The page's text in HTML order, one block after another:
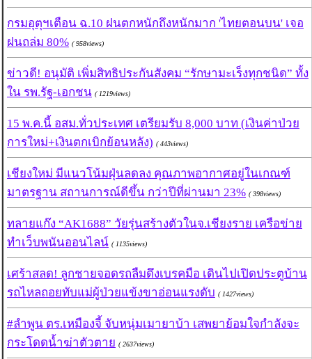
กรมอุตุฯเตือน ฉ.10 ฝนตกหนักถึงหนักมาก 'ไทยตอนบน' เจอ
ฝนถล่ม 80% ( 958views)
ข่าวดี! อนุมัติ เพิ่มสิทธิประกันสังคม “รักษามะเร็งทุกชนิด” ทั้ง
ใน รพ.รัฐ-เอกชน ( 1219views)
15 พ.ค.นี้ อสม.ทั่วประเทศ เตรียมรับ 8,000 บาท (เงินค่าป่วย
การใหม่+เงินตกเบิกย้อนหลัง) ( 443views)
เชียงใหม่ มีแนวโน้มฝุ่นลดลง คุณภาพอากาศอยู่ในเกณฑ์
มาตรฐาน สถานการณ์ดีขึ้น กว่าปีที่ผ่านมา 23% ( 398views)
ทลายแก๊ง “AK1688” วัยรุ่นสร้างตัวในจ.เชียงราย เครือข่าย
ทำเว็บพนันออนไลน์ ( 1135views)
เศร้าสลด! ลูกชายจอดรถลืมดึงเบรคมือ เดินไปเปิดประตูบ้าน
รถไหลถอยทับแม่ผู้ป่วยแข้งขาอ่อนแรงดับ ( 1427views)
#ลำพูน ตร.เหมืองจี้ จับหนุ่มเมายาบ้า เสพยาย้อมใจกำลังจะ
กระโดดน้ำฆ่าตัวตาย ( 2637views)